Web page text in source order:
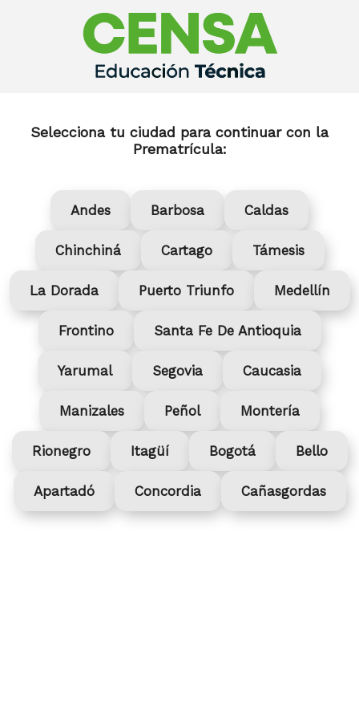
Selecciona tu ciudad para continuar con la
Prematrícula:
Andes Barbosa Caldas
Chinchiná Cartago Támesis
La Dorada Puerto Triunfo Medellín
Frontino Santa Fe De Antioquia
Yarumal Segovia Caucasia
Manizales Peñol Montería
Rionegro Itagüí Bogotá Bello
Apartadó Concordia Cañasgordas